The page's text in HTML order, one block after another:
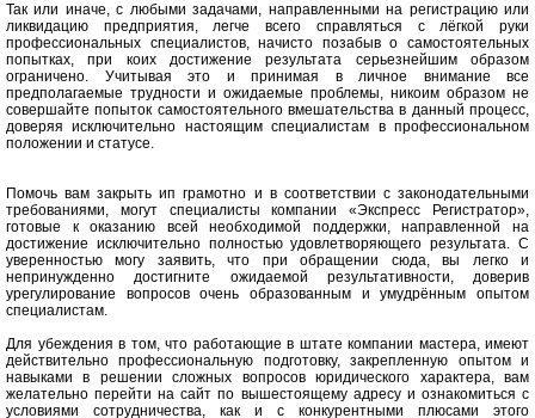
Так или иначе, с любыми задачами, направленными на регистрацию или
ликвидацию предприятия, легче всего справляться с лёгкой руки
профессиональных специалистов, начисто позабыв о самостоятельных
попытках, при коих достижение результата серьезнейшим образом
ограничено. Учитывая это и принимая в личное внимание все
предполагаемые трудности и ожидаемые проблемы, никоим образом не
совершайте попыток самостоятельного вмешательства в данный процесс,
доверяя исключительно настоящим специалистам в профессиональном
положении и статусе.
Помочь вам закрыть ип грамотно и в соответствии с законодательными
требованиями, могут специалисты компании «Экспресс Регистратор»,
готовые к оказанию всей необходимой поддержки, направленной на
достижение исключительно полностью удовлетворяющего результата. С
уверенностью могу заявить, что при обращении сюда, вы легко и
непринужденно достигните ожидаемой результативности, доверив
урегулирование вопросов очень образованным и умудрённым опытом
специалистам.
Для убеждения в том, что работающие в штате компании мастера, имеют
действительно профессиональную подготовку, закрепленную опытом и
навыками в решении сложных вопросов юридического характера, вам
желательно перейти на сайт по вышестоящему адресу и ознакомиться с
условиями сотрудничества, как и с конкурентными плюсами этого